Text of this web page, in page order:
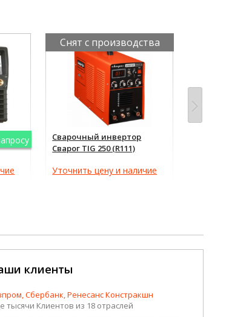
Снят с производства
Сварочный инвертор
Сварог TIG 250 (R111)
Уточнить цену и наличие
клиенты
Сбербанк, Ренесанс Констракшн
тысячи Клиентов из 18 отраслей